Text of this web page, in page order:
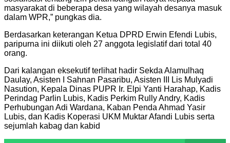
masyarakat di beberapa desa yang wilayah desanya masuk
dalam WPR,” pungkas dia.
Berdasarkan keterangan Ketua DPRD Erwin Efendi Lubis,
paripurna ini diikuti oleh 27 anggota legislatif dari total 40
orang.
Dari kalangan eksekutif terlihat hadir Sekda Alamulhaq
Daulay, Asisten I Sahnan Pasaribu, Asisten III Lis Mulyadi
Nasution, Kepala Dinas PUPR Ir. Elpi Yanti Harahap, Kadis
Perindag Parlin Lubis, Kadis Perkim Rully Andry, Kadis
Perhubungan Adi Wardana, Kaban Penda Ahmad Yasir
Lubis, dan Kadis Koperasi UKM Muktar Afandi Lubis serta
sejumlah kabag dan kabid